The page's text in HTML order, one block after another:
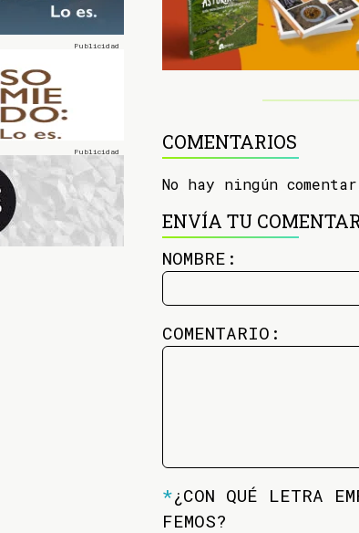
COMENTARIOS
No hay ningún
ENVÍA TU
NOMBRE:
COMENTARIO:
*¿CON QUÉ LETRA
FEMOS?